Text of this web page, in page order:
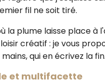
fil ne soit tiré.
la plume laisse place à
créatif : je vous
qui en écrivez la fin.
et multifacette